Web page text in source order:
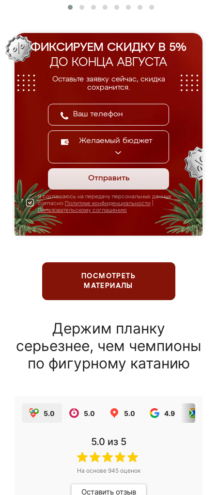
ФИКСИРУЕМ СКИДКУ В 5%
ДО КОНЦА АВГУСТА
Оставьте заявку сейчас, скидка
сохранится.
Желаемый бюджет
Отправить
Я соглашаюсь на передачу персональных данных
согласно Политике конфиденциальности
Пользовательскому соглашению
ПОСМОТРЕТЬ
МАТЕРИАЛЫ
Держим планку
серьезнее, чем чемпионы
по фигурному катанию
5.0 5.0 5.0 4.9
5.0 из 5
На основе 945оценок
Оставить отзыв